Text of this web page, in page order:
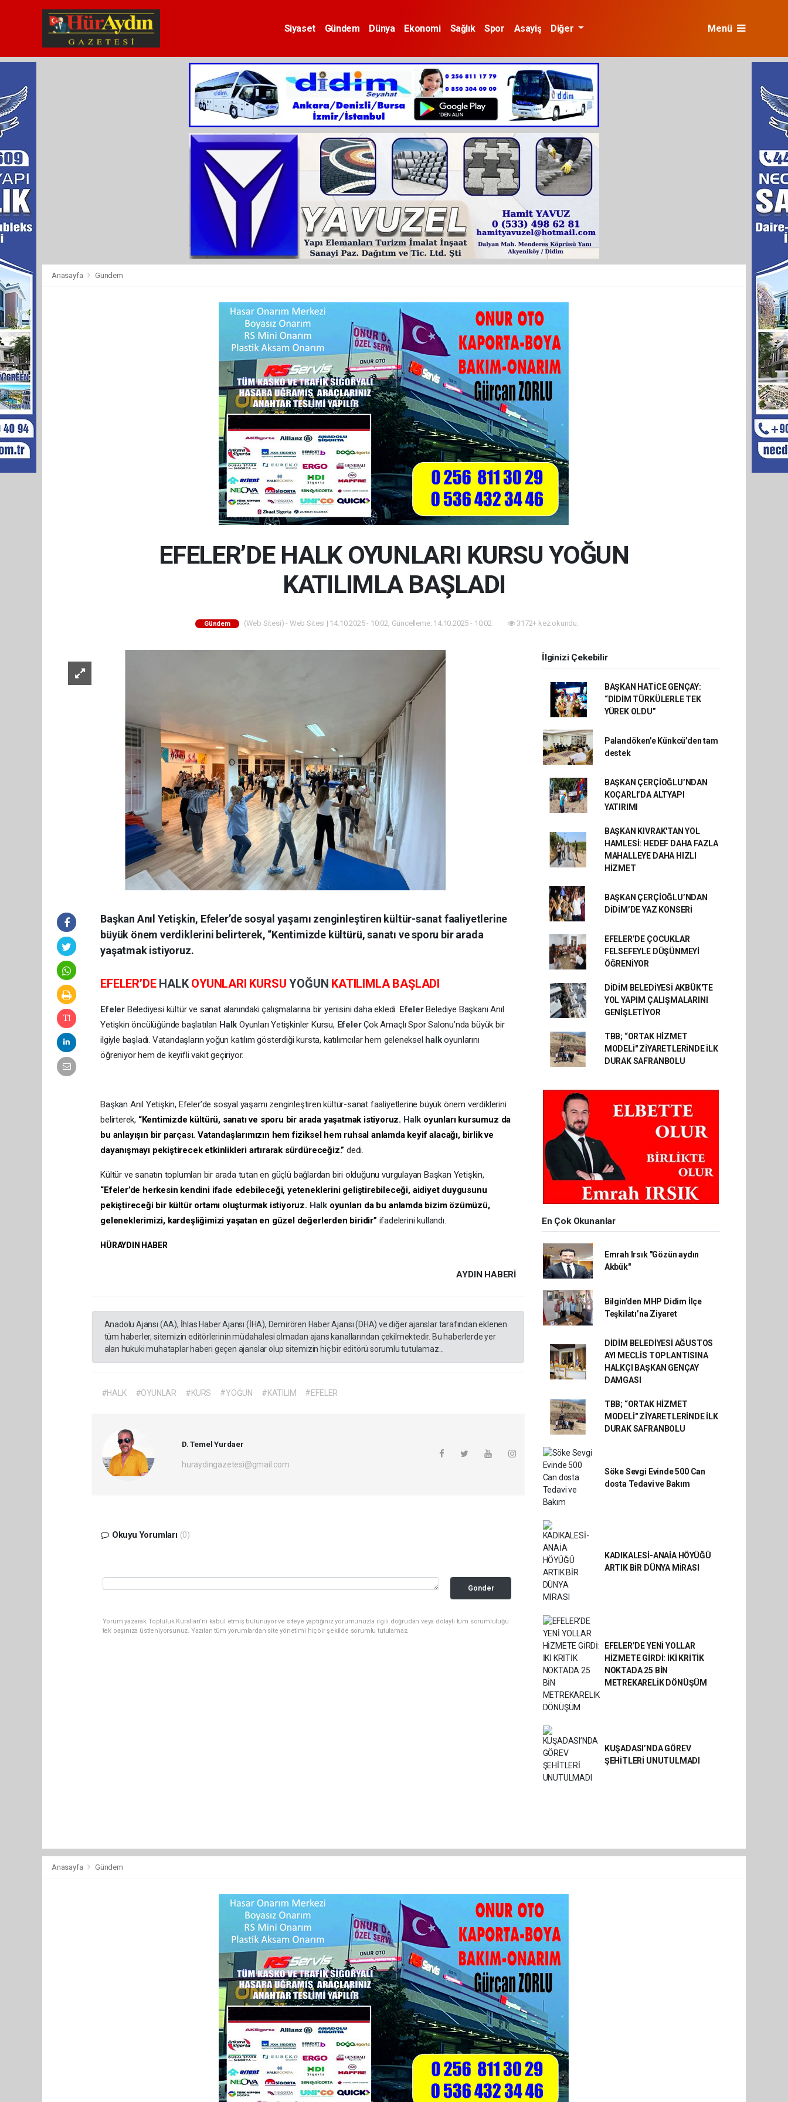
Siyaset Gündem Dünya Ekonomi Sağlık Spor Asayiş Diğer Menü
Anasayfa Gündem
EFELER’DE HALK OYUNLARI KURSU YOĞUN
KATILIMLA BAŞLADI
Gündem (Web Sitesi) - Web Sitesi | 14.10.2025 - 10:02, Güncelleme: 14.10.2025 - 10:02 3172+ kez okundu.
Başkan Anıl Yetişkin, Efeler’de sosyal yaşamı zenginleştiren kültür-sanat faaliyetlerine
büyük önem verdiklerini belirterek, “Kentimizde kültürü, sanatı ve sporu bir arada
yaşatmak istiyoruz.
EFELER’DE HALK OYUNLARI KURSUYOĞUN KATILIMLA BAŞLADI
Efeler Belediyesi kültür ve sanat alanındaki çalışmalarına bir yenisini daha ekledi. EfelerBelediye Başkanı Anıl
Yetişkin öncülüğünde başlatılan Halk Oyunları Yetişkinler Kursu, EfelerÇok Amaçlı Spor Salonu’nda büyük bir
ilgiyle başladı. Vatandaşların yoğun katılım gösterdiği kursta, katılımcılar hem geleneksel halkoyunlarını
öğreniyor hem de keyifli vakit geçiriyor.
Başkan Anıl Yetişkin, Efeler’de sosyal yaşamı zenginleştiren kültür-sanat faaliyetlerine büyük önem verdiklerini
belirterek, “Kentimizde kültürü, sanatı ve sporu bir arada yaşatmak istiyoruz. Halk oyunları kursumuz da
bu anlayışın bir parçası. Vatandaşlarımızın hem fiziksel hem ruhsal anlamda keyif alacağı, birlik ve
dayanışmayı pekiştirecek etkinlikleri artırarak sürdüreceğiz.” dedi.
Kültür ve sanatın toplumları bir arada tutan en güçlü bağlardan biri olduğunu vurgulayan Başkan Yetişkin,
“Efeler’de herkesin kendini ifade edebileceği, yeteneklerini geliştirebileceği, aidiyet duygusunu
pekiştireceği bir kültür ortamı oluşturmak istiyoruz. Halk oyunları da bu anlamda bizim özümüzü,
geleneklerimizi, kardeşliğimizi yaşatan en güzel değerlerden biridir” ifadelerini kullandı.
HÜRAYDIN HABER
AYDIN HABERİ
Anadolu Ajansı (AA), İhlas Haber Ajansı (İHA), Demirören Haber Ajansı (DHA) ve diğer ajanslar tarafından eklenen
tüm haberler, sitemizin editörlerinin müdahalesi olmadan ajans kanallarından çekilmektedir. Bu haberlerde yer
alan hukuki muhataplar haberi geçen ajanslar olup sitemizin hiç bir editörü sorumlu tutulamaz...
#HALK #OYUNLAR #KURS #YOĞUN #KATILIM #EFELER
D. Temel Yurdaer
huraydingazetesi@gmail.com
Okuyu Yorumları (0)
Gonder
Yorum yazarak Topluluk Kuralları’nı kabul etmiş bulunuyor ve siteye yaptığınız yorumunuzla ilgili doğrudan veya dolaylı tüm sorumluluğu
tek başınıza üstleniyorsunuz. Yazılan tüm yorumlardan site yönetimi hiçbir şekilde sorumlu tutulamaz.
İlginizi Çekebilir
BAŞKAN HATİCE GENÇAY:
“DİDİM TÜRKÜLERLE TEK
YÜREK OLDU”
Palandöken’e Künkcü’den tam
destek
BAŞKAN ÇERÇİOĞLU’NDAN
KOÇARLI’DA ALTYAPI
YATIRIMI
BAŞKAN KIVRAK'TAN YOL
HAMLESİ: HEDEF DAHA FAZLA
MAHALLEYE DAHA HIZLI
HİZMET
BAŞKAN ÇERÇİOĞLU’NDAN
DİDİM’DE YAZ KONSERİ
EFELER’DE ÇOCUKLAR
FELSEFEYLE DÜŞÜNMEYİ
ÖĞRENİYOR
DİDİM BELEDİYESİ AKBÜK'TE
YOL YAPIM ÇALIŞMALARINI
GENİŞLETİYOR
TBB; “ORTAK HİZMET
MODELİ" ZİYARETLERİNDE İLK
DURAK SAFRANBOLU
En Çok Okunanlar
Emrah Irsık "Gözün aydın
Akbük"
Bilgin’den MHP Didim İlçe
Teşkilatı’na Ziyaret
DİDİM BELEDİYESİ AĞUSTOS
AYI MECLİS TOPLANTISINA
HALKÇI BAŞKAN GENÇAY
DAMGASI
TBB; “ORTAK HİZMET
MODELİ" ZİYARETLERİNDE İLK
DURAK SAFRANBOLU
Söke Sevgi Evinde 500 Can
dosta Tedavi ve Bakım
KADIKALESİ-ANAİA HÖYÜĞÜ
ARTIK BİR DÜNYA MİRASI
EFELER’DE YENİ YOLLAR
HİZMETE GİRDİ: İKİ KRİTİK
NOKTADA 25 BİN
METREKARELİK DÖNÜŞÜM
KUŞADASI’NDA GÖREV
ŞEHİTLERİ UNUTULMADI
Anasayfa Gündem